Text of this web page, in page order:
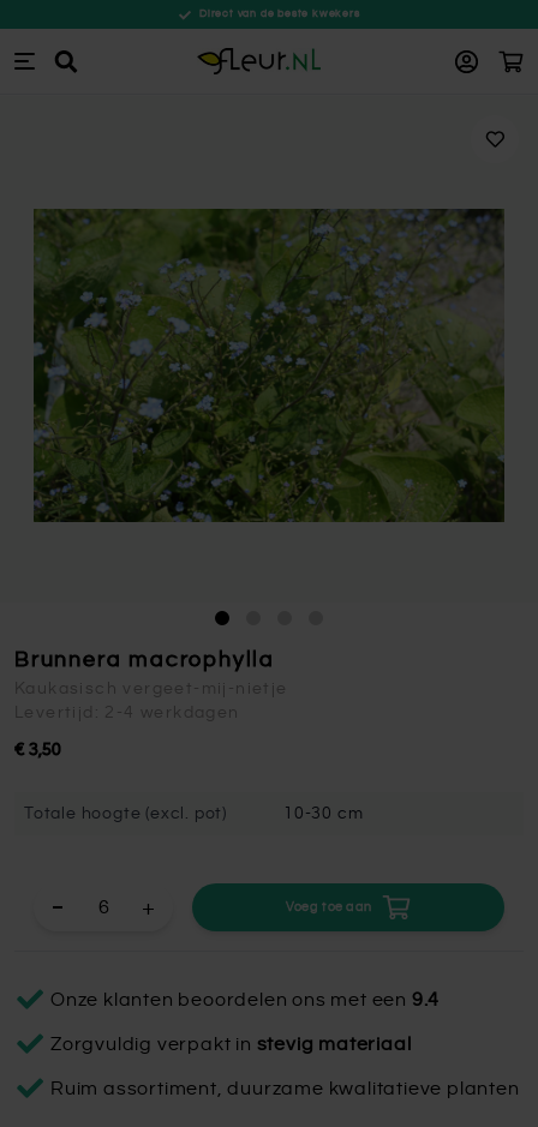
Direct van de beste kwekers
Zoeken
Brunnera macrophylla
Kaukasisch vergeet-mij-nietje
Levertijd: 2-4 werkdagen
€ 3,50
Totale hoogte (excl. pot) 10-30 cm
+ Voeg toe aan
Onze klanten beoordelen ons met een 9.4
Zorgvuldig verpakt in stevig materiaal
Ruim assortiment, duurzame kwalitatieve planten